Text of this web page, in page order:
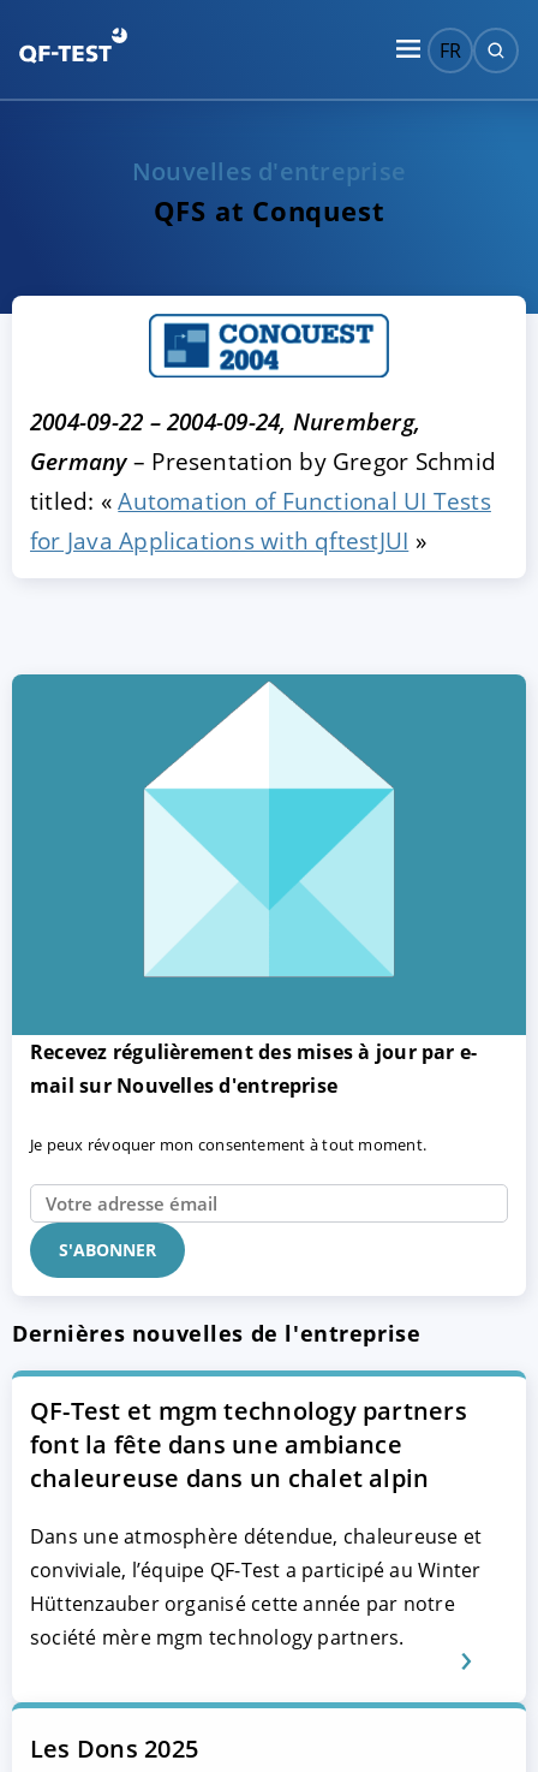
FR
Nouvelles d'entreprise
QFS at Conquest
2004-09-22 – 2004-09-24, Nuremberg,
Germany– Presentation by Gregor Schmid
titled: «Automation of Functional UI Tests
for Java Applications with qftestJUI »
Recevez régulièrement des mises à jour par e-
mail sur Nouvelles d'entreprise
Je peux révoquer mon consentement à tout moment.
Dernières nouvelles de l'entreprise
QF-Test et mgm technology partners
font la fête dans une ambiance
chaleureuse dans un chalet alpin
Dans une atmosphère détendue, chaleureuse et
conviviale, l’équipe QF-Test a participé au Winter
Hüttenzauber organisé cette année par notre
société mère mgm technology partners.
Les Dons 2025
PARAMETRER
| Protection des données